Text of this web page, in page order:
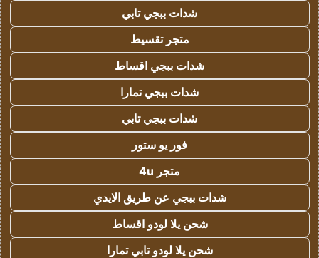
شدات ببجي تابي
متجر تقسيط
شدات ببجي اقساط
شدات ببجي تمارا
شدات ببجي تابي
فور يو ستور
متجر 4u
شدات ببجي عن طريق الايدي
شحن يلا لودو اقساط
شحن يلا لودو تابي تمارا